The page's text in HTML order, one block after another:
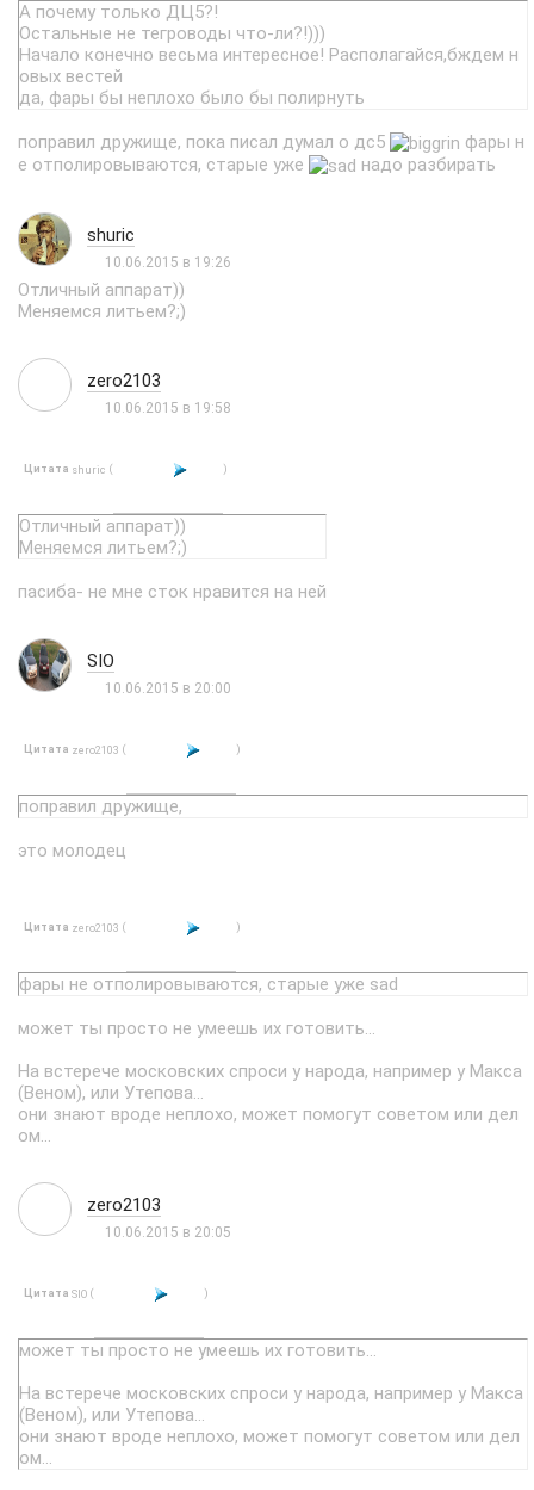
А почему только ДЦ5?!
Остальные не тегроводы что-ли?!)))
Начало конечно весьма интересное! Располагайся,бждем н
овых вестей
да, фары бы неплохо было бы полирнуть
поправил дружище, пока писал думал о дс5
фары н
е отполировываются, старые уже
надо разбирать
shuric
10.06.2015 в 19:26
Отличный аппарат))
Меняемся литьем?;)
zero2103
10.06.2015 в 19:58
Цитата shuric ( )
Отличный аппарат))
Меняемся литьем?;)
пасиба- не мне сток нравится на ней
SIO
10.06.2015 в 20:00
Цитата zero2103 ( )
поправил дружище,
это молодец
Цитата zero2103 ( )
фары не отполировываются, старые уже sad
может ты просто не умеешь их готовить...
На встерече московских спроси у народа, например у Макса
(Веном), или Утепова...
они знают вроде неплохо, может помогут советом или дел
ом...
zero2103
10.06.2015 в 20:05
Цитата SIO ( )
может ты просто не умеешь их готовить...
На встерече московских спроси у народа, например у Макса
(Веном), или Утепова...
они знают вроде неплохо, может помогут советом или дел
ом...